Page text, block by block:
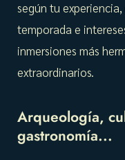
según tu
temporada e
inmersiones más
extraordinarios.
Arqueología,
gastronomía...